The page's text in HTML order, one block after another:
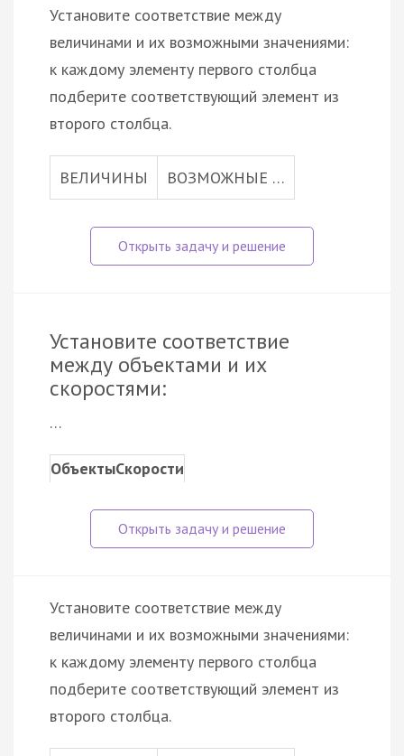
Установите соответствие между
величинами и их возможными значениями:
к каждому элементу первого столбца
подберите соответствующий элемент из
второго столбца.
ВЕЛИЧИНЫ ВОЗМОЖНЫЕ …
Установите соответствие
между объектами и их
скоростями:
…
ОбъектыСкорости
Установите соответствие между
величинами и их возможными значениями:
к каждому элементу первого столбца
подберите соответствующий элемент из
второго столбца.